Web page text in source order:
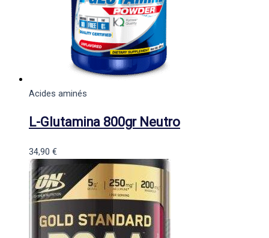
Acides aminés
L-Glutamina 800gr Neutro
34,90 €